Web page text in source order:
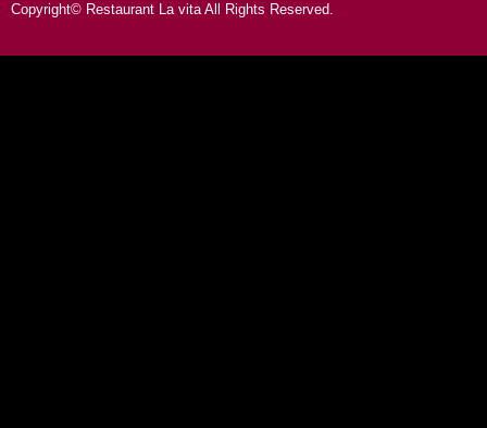
Copyright© Restaurant La vita All Rights Reserved.